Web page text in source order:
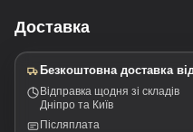
Доставка
Безкоштовна доставка
Відправка щодня зі складів
Дніпро та Київ
Післяплата